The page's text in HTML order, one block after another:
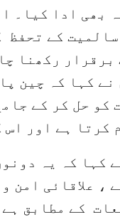
بھی ادا کیا۔
سالمیت کے
برقرار رکھنا
نے کہا کہ چین
کو حل کر کے
کرتا ہے اور اس
کہا کہ یہ
، علاقائی امن
کے مطابق